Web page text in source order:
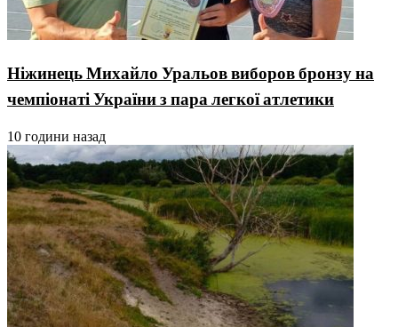
Ніжинець Михайло Уральов виборов бронзу на
чемпіонаті України з пара легкої атлетики
10 години назад